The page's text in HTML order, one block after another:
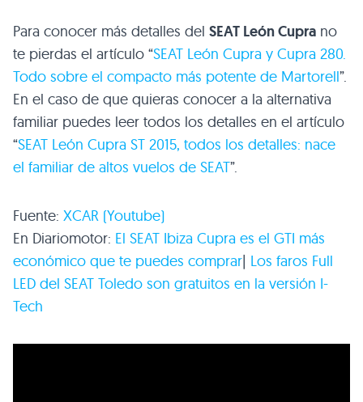
Para conocer más detalles del SEAT León Cupra no
te pierdas el artículo “SEAT León Cupra y Cupra 280.
Todo sobre el compacto más potente de Martorell”.
En el caso de que quieras conocer a la alternativa
familiar puedes leer todos los detalles en el artículo
“SEAT León Cupra ST 2015, todos los detalles: nace
el familiar de altos vuelos de SEAT”.
Fuente: XCAR (Youtube)
En Diariomotor: El SEAT Ibiza Cupra es el GTI más
económico que te puedes comprar| Los faros Full
LED del SEAT Toledo son gratuitos en la versión I-
Tech